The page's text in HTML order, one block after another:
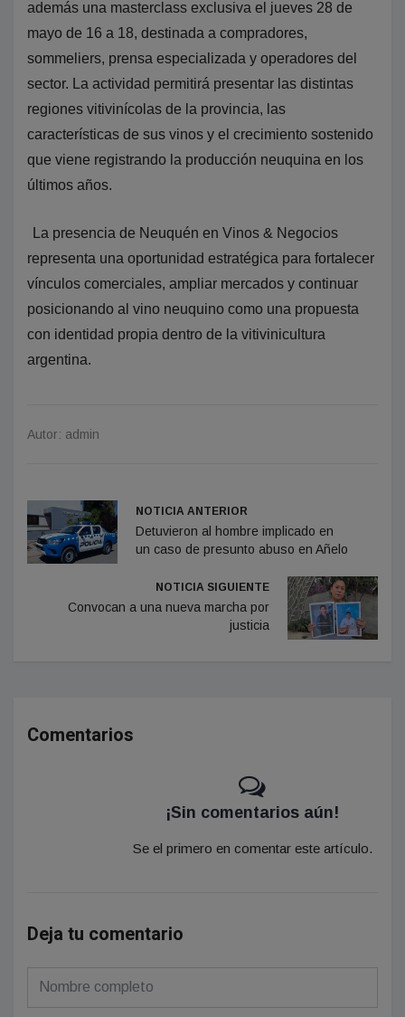
además una masterclass exclusiva el jueves 28 de
mayo de 16 a 18, destinada a compradores,
sommeliers, prensa especializada y operadores del
sector. La actividad permitirá presentar las distintas
regiones vitivinícolas de la provincia, las
características de sus vinos y el crecimiento sostenido
que viene registrando la producción neuquina en los
últimos años.
La presencia de Neuquén en Vinos & Negocios
representa una oportunidad estratégica para fortalecer
vínculos comerciales, ampliar mercados y continuar
posicionando al vino neuquino como una propuesta
con identidad propia dentro de la vitivinicultura
argentina.
Autor: admin
NOTICIA ANTERIOR
Detuvieron al hombre implicado en
un caso de presunto abuso en Añelo
NOTICIA SIGUIENTE
Convocan a una nueva marcha por
justicia
Comentarios
¡Sin comentarios aún!
Se el primero en comentar este artículo.
Deja tu comentario